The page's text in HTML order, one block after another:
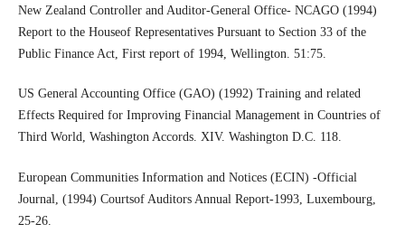
New Zealand Controller and Auditor-General Office- NCAGO (1994)
Report to the Houseof Representatives Pursuant to Section 33 of the
Public Finance Act, First report of 1994, Wellington. 51:75.
US General Accounting Office (GAO) (1992) Training and related
Effects Required for Improving Financial Management in Countries of
Third World, Washington Accords. XIV. Washington D.C. 118.
European Communities Information and Notices (ECIN) -Official
Journal, (1994) Courtsof Auditors Annual Report-1993, Luxembourg,
25-26.